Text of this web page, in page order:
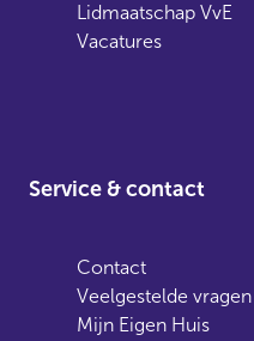
Lidmaatschap VvE
Vacatures
Service & contact
Contact
Veelgestelde vragen
Mijn Eigen Huis